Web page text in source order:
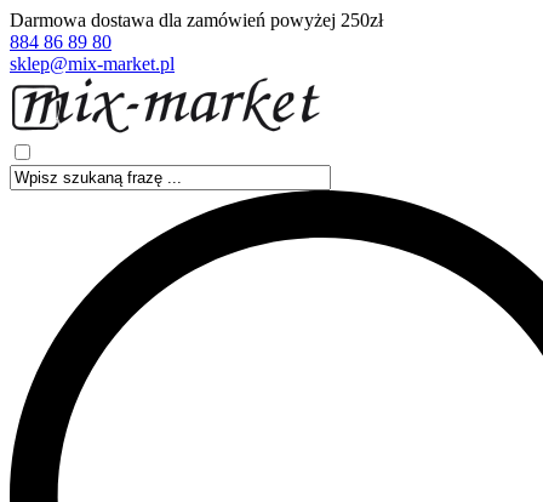
Darmowa dostawa dla zamówień powyżej 250zł
884 86 89 80
sklep@mix-market.pl